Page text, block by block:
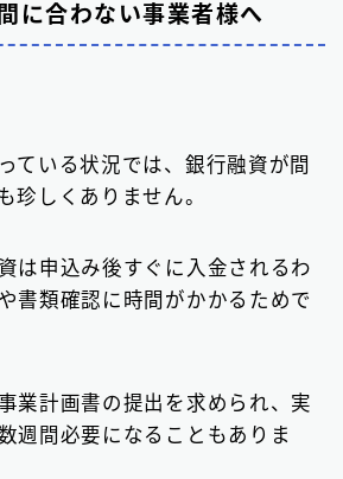
に合わない事業者様へ
ている状況では、銀行融資が間
珍しくありません。
は申込み後すぐに入金されるわ
書類確認に時間がかかるためで
業計画書の提出を求められ、実
週間必要になることもありま